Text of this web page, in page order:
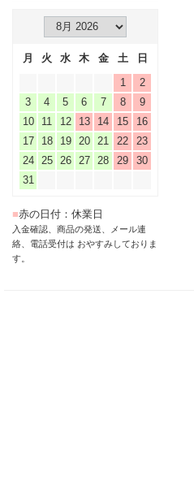
月 火 水 木 金 土
日
1
2
3
4 5 6 7 8
9
10
11 12 13 14 15
16
17
18 19 20 21 22
23
24
25 26 27 28 29
30
31
■赤の日付：休業日
入金確認、商品の発送、メール連
絡、電話受付は おやすみしておりま
す。